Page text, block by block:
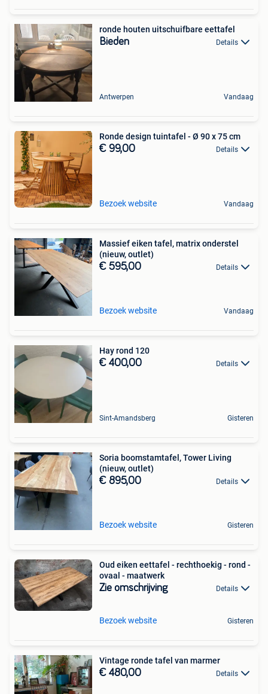
ronde houten uitschuifbare eettafel
Bieden Details
Antwerpen Vandaag
Ronde design tuintafel - Ø 90 x 75 cm
€ 99,00 Details
Bezoek website Vandaag
Massief eiken tafel, matrix onderstel
(nieuw, outlet)
€ 595,00 Details
Bezoek website Vandaag
Hay rond 120
€ 400,00 Details
Sint-Amandsberg Gisteren
Soria boomstamtafel, Tower Living
(nieuw, outlet)
€ 895,00 Details
Bezoek website Gisteren
Oud eiken eettafel - rechthoekig - rond -
ovaal - maatwerk
Zie omschrijving Details
Bezoek website Gisteren
Vintage ronde tafel van marmer
€ 480,00 Details